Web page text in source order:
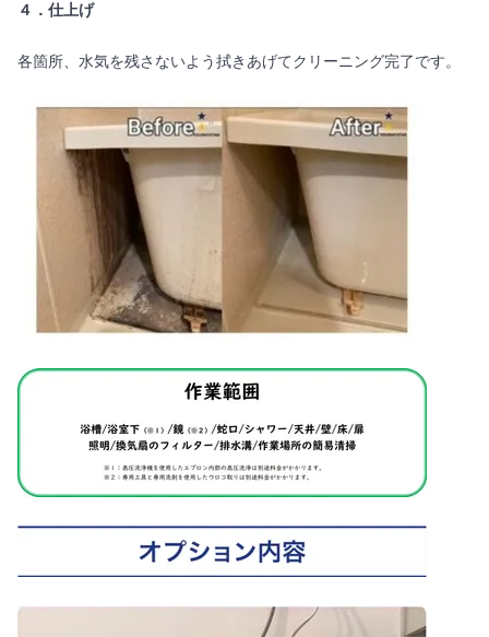
４．仕上げ
各箇所、水気を残さないよう拭きあげてクリーニング完了です。